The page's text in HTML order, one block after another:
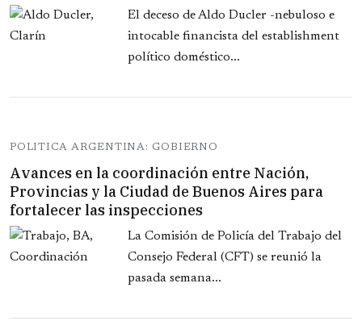
El deceso de Aldo Ducler -nebuloso e
intocable financista del establishment
político doméstico...
POLITICA ARGENTINA: GOBIERNO
Avances en la coordinación entre Nación,
Provincias y la Ciudad de Buenos Aires para
fortalecer las inspecciones
La Comisión de Policía del Trabajo del
Consejo Federal (CFT) se reunió la
pasada semana...